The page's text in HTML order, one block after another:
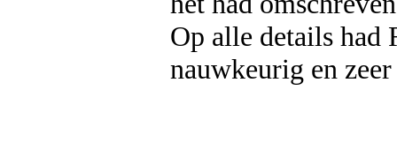
Op alle details had
nauwkeurig en